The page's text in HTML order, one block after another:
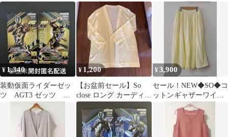
フィルム 2枚セット
IN SEOUL トレカ & 証
明写真 セット
¥ 1,340
装動仮面ライダーゼッ
ツ AGT3 ゼッツ イ
ナズマプラズマ AB
匿名配送
¥ 1,200
【お盆前セール】So
close ロング カーディガ
ン【LL】 家庭手洗可
¥3,900
セール！NEW◆SO◆コ
ットンギャザーワイド
パンツ レモンイエロ